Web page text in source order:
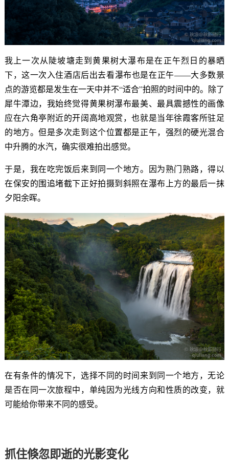
我上一次从陡坡塘走到黄果树大瀑布是在正午烈日的暴晒
下，这一次入住酒店后出去看瀑布也是在正午——大多数景
点的游览都是发生在一天中并不“适合”拍照的时间中的。除了
犀牛潭边，我始终觉得黄果树瀑布最美、最具震撼性的画像
应在六角亭附近的开阔高地观赏，也就是当年徐霞客所驻足
的地方。但是多次走到这个位置都是正午，强烈的硬光混合
中升腾的水汽，确实很难拍出感觉。
于是，我在吃完饭后来到同一个地方。因为熟门熟路，得以
在保安的围追堵截下正好拍摄到斜照在瀑布上方的最后一抹
夕阳余晖。
在有条件的情况下，选择不同的时间来到同一个地方，无论
是否在同一次旅程中，单纯因为光线方向和性质的改变，就
可能给你带来不同的感受。
抓住倏忽即逝的光影变化